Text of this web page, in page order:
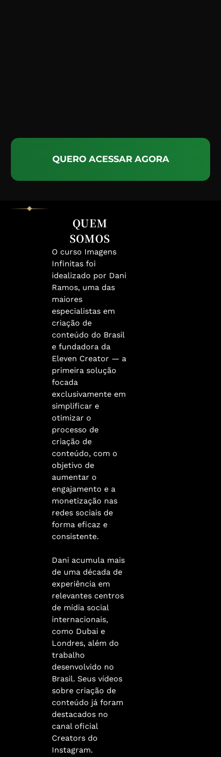
QUERO ACESSAR AGORA
QUEM
SOMOS
O curso Imagens
Infinitas foi
idealizado por Dani
Ramos, uma das
maiores
especialistas em
criação de
conteúdo do Brasil
e fundadora da
Eleven Creator — a
primeira solução
focada
exclusivamente em
simplificar e
otimizar o
processo de
criação de
conteúdo, com o
objetivo de
aumentar o
engajamento e a
monetização nas
redes sociais de
forma eficaz e
consistente.
Dani acumula mais
de uma década de
experiência em
relevantes centros
de mídia social
internacionais,
como Dubai e
Londres, além do
trabalho
desenvolvido no
Brasil. Seus vídeos
sobre criação de
conteúdo já foram
destacados no
canal oficial
Creators do
Instagram.